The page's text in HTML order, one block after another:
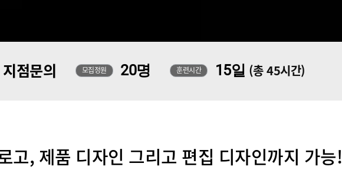
지점문의 모집정원 20명 훈련시간 15일 (총 45시간)
고, 제품 디자인 그리고 편집 디자인까지 가능!